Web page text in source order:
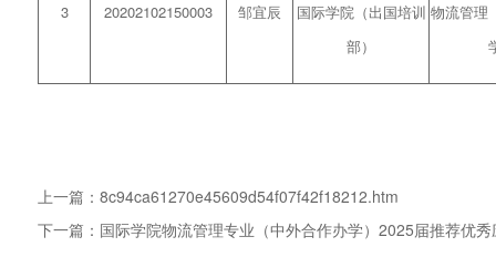
3 20202102150003 邹宜辰
国际学院（出国培训
部）
物流管理
上一篇：8c94ca61270e45609d54f07f42f18212.htm
下一篇： 国际学院物流管理专业（中外合作办学）2025届推荐优